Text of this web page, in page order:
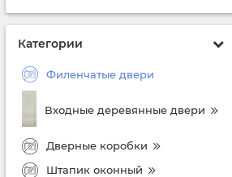
Категории
Филенчатые двери
Входные деревянные двери
Дверные коробки
Штапик оконный